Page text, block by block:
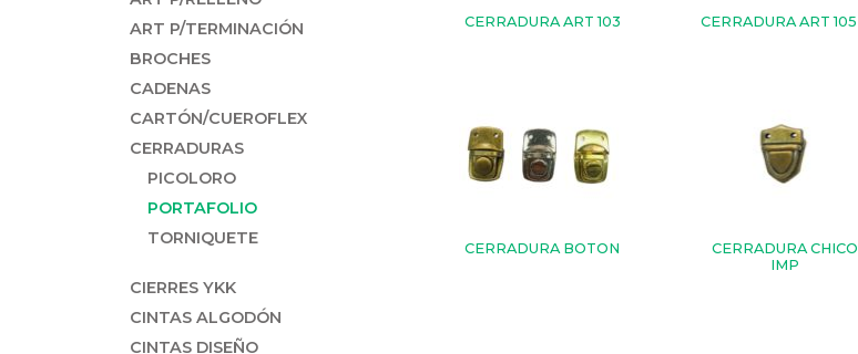
ART P/TERMINACIÓN
BROCHES
CADENAS
CARTÓN/CUEROFLEX
CERRADURAS
PICOLORO
PORTAFOLIO
TORNIQUETE
CIERRES YKK
CINTAS ALGODÓN
CINTAS DISEÑO
CERRADURA ART 103 CERRADURA ART 105
CERRADURA BOTON
CERRADURA CHICO
IMP